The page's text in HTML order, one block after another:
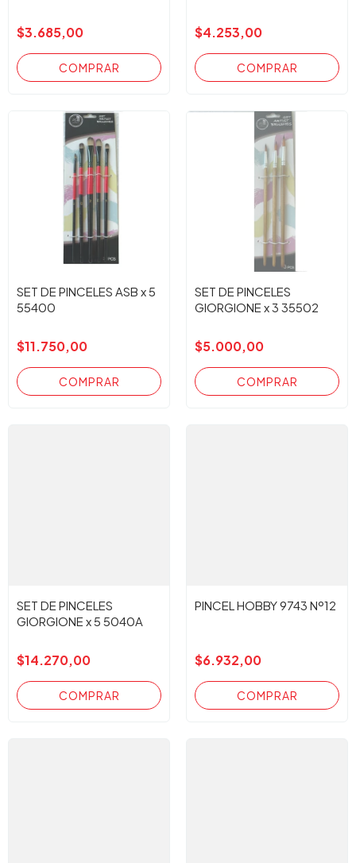
$3.685,00 $4.253,00
SET DE PINCELES ASB x 5
55400
$11.750,00
SET DE PINCELES
GIORGIONE x 3 35502
$5.000,00
SET DE PINCELES
GIORGIONE x 5 5040A
$14.270,00
PINCEL HOBBY 9743 Nº12
$6.932,00